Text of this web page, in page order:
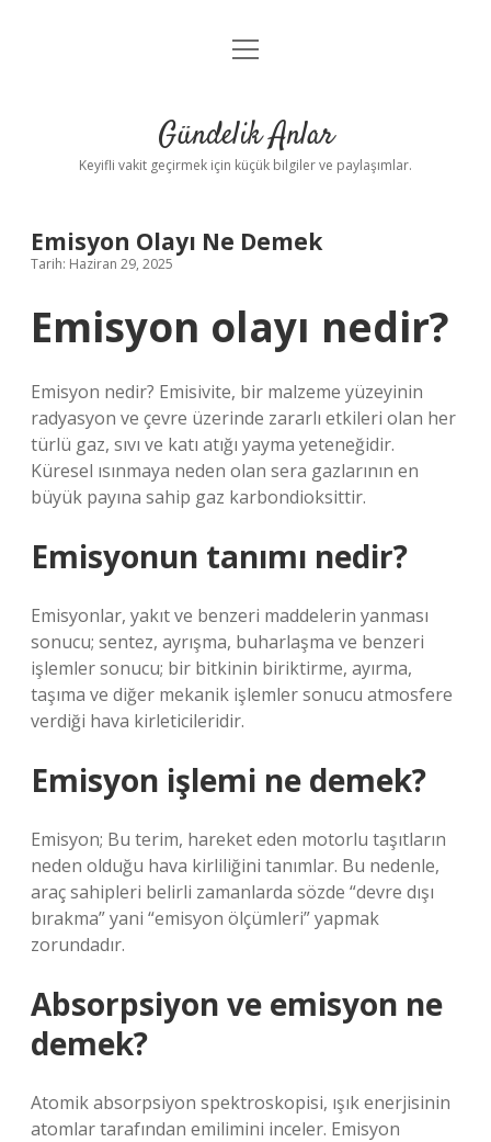
Anasayfa
Yasal Uyarı
menüyü
Gündelik Anlar
Keyifli vakit geçirmek için küçük bilgiler ve paylaşımlar.
Emisyon Olayı Ne Demek
Tarih: Haziran 29, 2025
Emisyon olayı nedir?
Emisyon nedir? Emisivite, bir malzeme yüzeyinin
radyasyon ve çevre üzerinde zararlı etkileri olan her
türlü gaz, sıvı ve katı atığı yayma yeteneğidir.
Küresel ısınmaya neden olan sera gazlarının en
büyük payına sahip gaz karbondioksittir.
Emisyonun tanımı nedir?
Emisyonlar, yakıt ve benzeri maddelerin yanması
sonucu; sentez, ayrışma, buharlaşma ve benzeri
işlemler sonucu; bir bitkinin biriktirme, ayırma,
taşıma ve diğer mekanik işlemler sonucu atmosfere
verdiği hava kirleticileridir.
Emisyon işlemi ne demek?
Emisyon; Bu terim, hareket eden motorlu taşıtların
neden olduğu hava kirliliğini tanımlar. Bu nedenle,
araç sahipleri belirli zamanlarda sözde “devre dışı
bırakma” yani “emisyon ölçümleri” yapmak
zorundadır.
Absorpsiyon ve emisyon ne
demek?
Atomik absorpsiyon spektroskopisi, ışık enerjisinin
atomlar tarafından emilimini inceler. Emisyon